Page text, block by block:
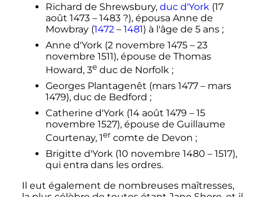
Richard de Shrewsbury, duc d'York (17
août 1473– 1483 ?), épousa Anne de
Mowbray (1472 – 1481) à l'âge de 5 ans ;
Anne d'York (2 novembre 1475– 23
novembre 1511), épouse de Thomas
Howard, 3educ de Norfolk ;
Georges Plantagenêt (mars 1477– mars
1479), duc de Bedford ;
Catherine d'York (14 août 1479 – 15
novembre 1527), épouse de Guillaume
Courtenay, 1er comte de Devon ;
Brigitte d'York (10 novembre 1480 – 1517),
qui entra dans les ordres.
Il eut également de nombreuses maîtresses,